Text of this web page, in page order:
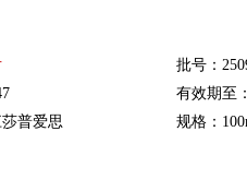
普爱思
批号：
有效期至
规格：